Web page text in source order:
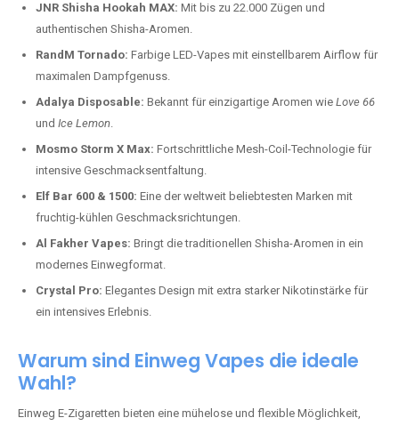
JNR Shisha Hookah MAX: Mit bis zu 22.000 Zügen und
authentischen Shisha-Aromen.
RandM Tornado: Farbige LED-Vapes mit einstellbarem Airflow für
maximalen Dampfgenuss.
Adalya Disposable: Bekannt für einzigartige Aromen wie Love 66
und Ice Lemon.
Mosmo Storm X Max: Fortschrittliche Mesh-Coil-Technologie für
intensive Geschmacksentfaltung.
Elf Bar 600 & 1500: Eine der weltweit beliebtesten Marken mit
fruchtig-kühlen Geschmacksrichtungen.
Al Fakher Vapes: Bringt die traditionellen Shisha-Aromen in ein
modernes Einwegformat.
Crystal Pro: Elegantes Design mit extra starker Nikotinstärke für
ein intensives Erlebnis.
Warum sind Einweg Vapes die ideale
Wahl?
Einweg E-Zigaretten bieten eine mühelose und flexible Möglichkeit,